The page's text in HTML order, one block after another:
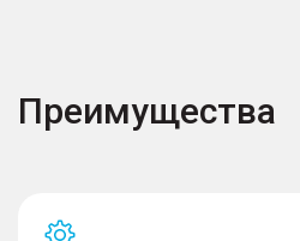
Преимущества